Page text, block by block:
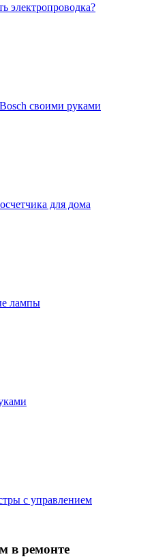
электропроводка?
своими руками
для дома
лампы
с управлением
в ремонте